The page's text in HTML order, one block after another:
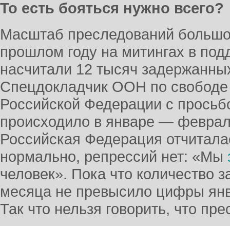
То есть бояться нужно всего?
Масштаб преследований
прошлом году на митингах в
насчитали 12 тысяч
Спецдокладчик ООН по
Российской Федерации с
происходило в январе —
Российская Федерация
нормально, репрессий нет: «Мы
человек». Пока что количество
месяца не превысило цифры
Так что нельзя говорить, что